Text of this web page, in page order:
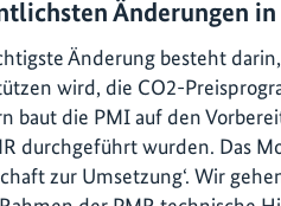
Änderungen
Änderung besteht
wird, die CO2-
baut die PMI auf den
durchgeführt wurden. Das
zur Umsetzung‘. Wir